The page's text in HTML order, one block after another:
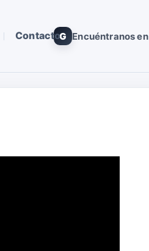
ContactoG Encuéntranos en